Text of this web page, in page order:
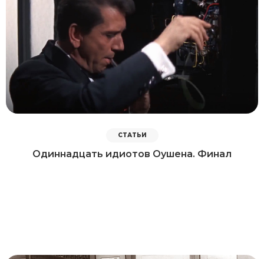
СТАТЬИ
Одиннадцать идиотов Оушена. Финал